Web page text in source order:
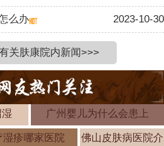
么办 2023-10-30
关肤康院内新闻>>>
广州婴儿为什么会患上
湿疹哪家医院
佛山皮肤病医院介